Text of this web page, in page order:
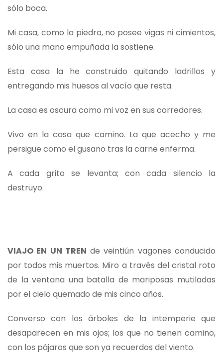
sólo boca.
Mi casa, como la piedra, no posee vigas ni cimientos,
sólo una mano empuñada la sostiene.
Esta casa la he construido quitando ladrillos y
entregando mis huesos al vacío que resta.
La casa es oscura como mi voz en sus corredores.
Vivo en la casa que camino. La que acecho y me
persigue como el gusano tras la carne enferma.
A cada grito se levanta; con cada silencio la
destruyo.
VIAJO EN UN TREN de veintiún vagones conducido
por todos mis muertos. Miro a través del cristal roto
de la ventana una batalla de mariposas mutiladas
por el cielo quemado de mis cinco años.
Converso con los árboles de la intemperie que
desaparecen en mis ojos; los que no tienen camino,
con los pájaros que son ya recuerdos del viento.